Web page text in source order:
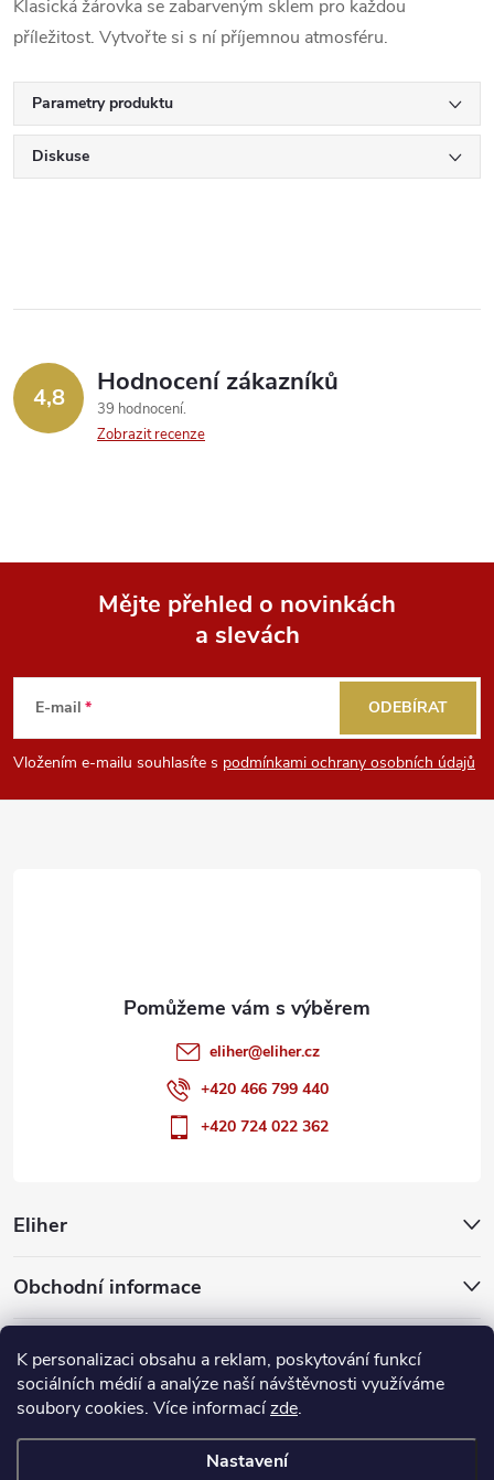
K personalizaci obsahu a reklam, poskytování funkcí
sociálních médií a analýze naší návštěvnosti využíváme
soubory cookies. Více informacízde.
Nastavení
Klasická žárovka se zabarveným sklem pro každou
příležitost. Vytvořte si s ní příjemnou atmosféru.
Parametry produktu
Diskuse
4,8 Hodnocení zákazníků
39 hodnocení
Zobrazit recenze
p
a
Mějte přehled o novinkách
a slevách
E-mail
Vložením e-mailu souhlasíte s podmínkami ochrany osobních údajů
ODEBÍRAT
Eliher
Obchodní informace
Partnerské weby
eliher@eliher.cz
+420 466 799 440
+420 724 022 362
cookies